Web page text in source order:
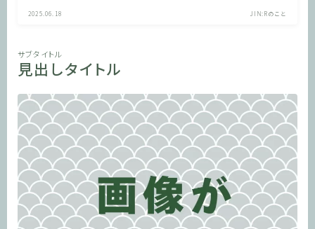
2025.06.18 JIN:Rのこと
サブタイトル
見出しタイトル